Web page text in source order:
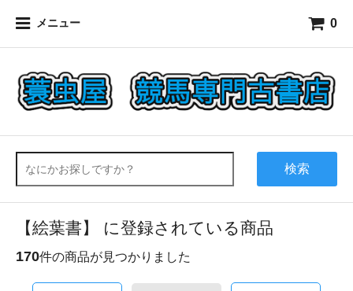
メニュー 0
検索
【絵葉書】 に登録されている商品
170件の商品が見つかりました